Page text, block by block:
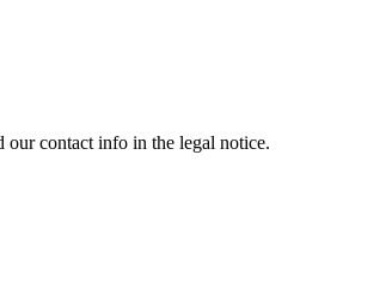
our contact info in the legal notice.